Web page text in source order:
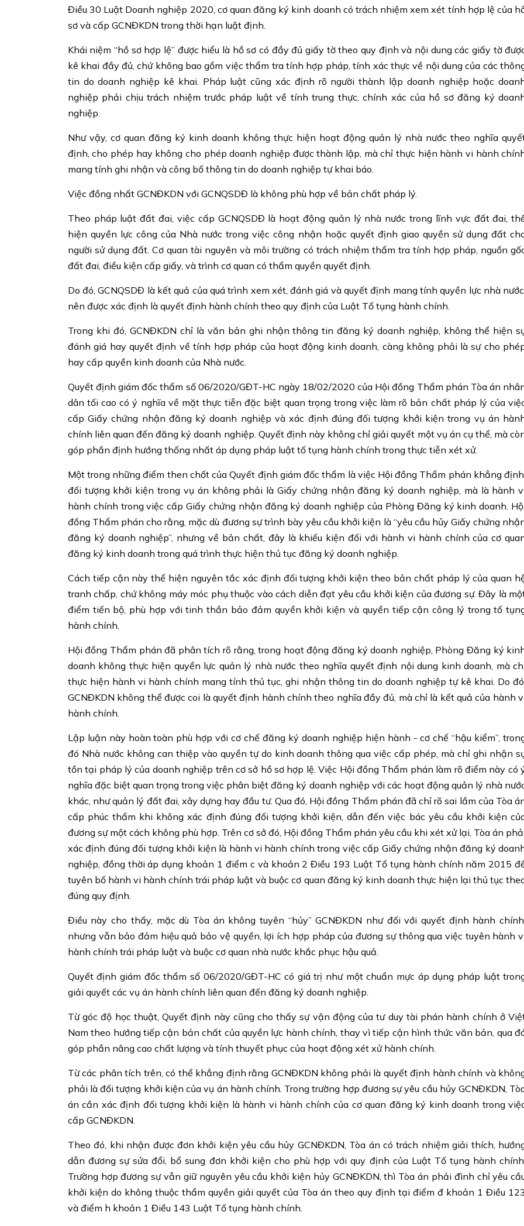
Điều 30 Luật Doanh nghiệp 2020, cơ quan đăng ký kinh doanh có trách nhiệm xem xét tính hợp lệ của
sơ và cấp GCNĐKDN trong thời hạn luật định.
Khái niệm “hồ sơ hợp lệ” được hiểu là hồ sơ có đầy đủ giấy tờ theo quy định và nội dung các giấy tờ
kê khai đầy đủ, chứ không bao gồm việc thẩm tra tính hợp pháp, tính xác thực về nội dung của các
tin do doanh nghiệp kê khai. Pháp luật cũng xác định rõ người thành lập doanh nghiệp hoặc
nghiệp phải chịu trách nhiệm trước pháp luật về tính trung thực, chính xác của hồ sơ đăng ký
nghiệp.
Như vậy, cơ quan đăng ký kinh doanh không thực hiện hoạt động quản lý nhà nước theo nghĩa
định, cho phép hay không cho phép doanh nghiệp được thành lập, mà chỉ thực hiện hành vi hành
mang tính ghi nhận và công bố thông tin do doanh nghiệp tự khai báo.
Việc đồng nhất GCNĐKDN với GCNQSDĐ là không phù hợp về bản chất pháp lý.
Theo pháp luật đất đai, việc cấp GCNQSDĐ là hoạt động quản lý nhà nước trong lĩnh vực đất đai,
hiện quyền lực công của Nhà nước trong việc công nhận hoặc quyết định giao quyền sử dụng đất
người sử dụng đất. Cơ quan tài nguyên và môi trường có trách nhiệm thẩm tra tính hợp pháp, nguồn
đất đai, điều kiện cấp giấy, và trình cơ quan có thẩm quyền quyết định.
Do đó, GCNQSDĐ là kết quả của quá trình xem xét, đánh giá và quyết định mang tính quyền lực nhà
nên được xác định là quyết định hành chính theo quy định của Luật Tố tụng hành chính.
Trong khi đó, GCNĐKDN chỉ là văn bản ghi nhận thông tin đăng ký doanh nghiệp, không thể hiện
đánh giá hay quyết định về tính hợp pháp của hoạt động kinh doanh, càng không phải là sự cho
hay cấp quyền kinh doanh của Nhà nước.
Quyết định giám đốc thẩm số 06/2020/GĐT-HC ngày 18/02/2020 của Hội đồng Thẩm phán Tòa án
dân tối cao có ý nghĩa về mặt thực tiễn đặc biệt quan trọng trong việc làm rõ bản chất pháp lý của
cấp Giấy chứng nhận đăng ký doanh nghiệp và xác định đúng đối tượng khởi kiện trong vụ án
chính liên quan đến đăng ký doanh nghiệp. Quyết định này không chỉ giải quyết một vụ án cụ thể, mà
góp phần định hướng thống nhất áp dụng pháp luật tố tụng hành chính trong thực tiễn xét xử.
Một trong những điểm then chốt của Quyết định giám đốc thẩm là việc Hội đồng Thẩm phán khẳng
đối tượng khởi kiện trong vụ án không phải là Giấy chứng nhận đăng ký doanh nghiệp, mà là hành
hành chính trong việc cấp Giấy chứng nhận đăng ký doanh nghiệp của Phòng Đăng ký kinh doanh.
đồng Thẩm phán cho rằng, mặc dù đương sự trình bày yêu cầu khởi kiện là “yêu cầu hủy Giấy chứng
đăng ký doanh nghiệp”, nhưng về bản chất, đây là khiếu kiện đối với hành vi hành chính của cơ
đăng ký kinh doanh trong quá trình thực hiện thủ tục đăng ký doanh nghiệp.
Cách tiếp cận này thể hiện nguyên tắc xác định đối tượng khởi kiện theo bản chất pháp lý của quan
tranh chấp, chứ không máy móc phụ thuộc vào cách diễn đạt yêu cầu khởi kiện của đương sự. Đây là
điểm tiến bộ, phù hợp với tinh thần bảo đảm quyền khởi kiện và quyền tiếp cận công lý trong tố
hành chính.
Hội đồng Thẩm phán đã phân tích rõ rằng, trong hoạt động đăng ký doanh nghiệp, Phòng Đăng ký
doanh không thực hiện quyền lực quản lý nhà nước theo nghĩa quyết định nội dung kinh doanh, mà
thực hiện hành vi hành chính mang tính thủ tục, ghi nhận thông tin do doanh nghiệp tự kê khai. Do
GCNĐKDN không thể được coi là quyết định hành chính theo nghĩa đầy đủ, mà chỉ là kết quả của hành
hành chính.
Lập luận này hoàn toàn phù hợp với cơ chế đăng ký doanh nghiệp hiện hành - cơ chế “hậu kiểm”,
đó Nhà nước không can thiệp vào quyền tự do kinh doanh thông qua việc cấp phép, mà chỉ ghi nhận
tồn tại pháp lý của doanh nghiệp trên cơ sở hồ sơ hợp lệ. Việc Hội đồng Thẩm phán làm rõ điểm này có
nghĩa đặc biệt quan trọng trong việc phân biệt đăng ký doanh nghiệp với các hoạt động quản lý nhà
khác, như quản lý đất đai, xây dựng hay đầu tư. Qua đó, Hội đồng Thẩm phán đã chỉ rõ sai lầm của Tòa
cấp phúc thẩm khi không xác định đúng đối tượng khởi kiện, dẫn đến việc bác yêu cầu khởi kiện
đương sự một cách không phù hợp. Trên cơ sở đó, Hội đồng Thẩm phán yêu cầu khi xét xử lại, Tòa án
xác định đúng đối tượng khởi kiện là hành vi hành chính trong việc cấp Giấy chứng nhận đăng ký
nghiệp, đồng thời áp dụng khoản 1 điểm c và khoản 2 Điều 193 Luật Tố tụng hành chính năm 2015
tuyên bố hành vi hành chính trái pháp luật và buộc cơ quan đăng ký kinh doanh thực hiện lại thủ tục
đúng quy định.
Điều này cho thấy, mặc dù Tòa án không tuyên “hủy” GCNĐKDN như đối với quyết định hành
nhưng vẫn bảo đảm hiệu quả bảo vệ quyền, lợi ích hợp pháp của đương sự thông qua việc tuyên hành
hành chính trái pháp luật và buộc cơ quan nhà nước khắc phục hậu quả.
Quyết định giám đốc thẩm số 06/2020/GĐT-HC có giá trị như một chuẩn mực áp dụng pháp luật
giải quyết các vụ án hành chính liên quan đến đăng ký doanh nghiệp.
Từ góc độ học thuật, Quyết định này cũng cho thấy sự vận động của tư duy tài phán hành chính ở
Nam theo hướng tiếp cận bản chất của quyền lực hành chính, thay vì tiếp cận hình thức văn bản, qua
góp phần nâng cao chất lượng và tính thuyết phục của hoạt động xét xử hành chính.
Từ các phân tích trên, có thể khẳng định rằng GCNĐKDN không phải là quyết định hành chính và
phải là đối tượng khởi kiện của vụ án hành chính. Trong trường hợp đương sự yêu cầu hủy GCNĐKDN,
án cần xác định đối tượng khởi kiện là hành vi hành chính của cơ quan đăng ký kinh doanh trong
cấp GCNĐKDN.
Theo đó, khi nhận được đơn khởi kiện yêu cầu hủy GCNĐKDN, Tòa án có trách nhiệm giải thích,
dẫn đương sự sửa đổi, bổ sung đơn khởi kiện cho phù hợp với quy định của Luật Tố tụng hành
Trường hợp đương sự vẫn giữ nguyên yêu cầu khởi kiện hủy GCNĐKDN, thì Tòa án phải đình chỉ yêu
khởi kiện do không thuộc thẩm quyền giải quyết của Tòa án theo quy định tại điểm đ khoản 1 Điều 123
và điểm h khoản 1 Điều 143 Luật Tố tụng hành chính.